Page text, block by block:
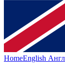
HomeEnglish